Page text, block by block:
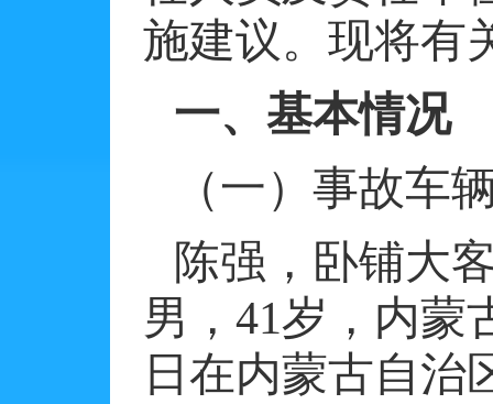
施建议。现将有
一、基本情况
（一）事故车
陈强，卧铺大
男， 41岁，内蒙
日在内蒙古自治